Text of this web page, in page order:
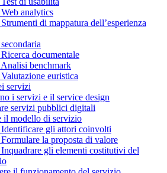
analytics
di mappatura dell’esperienza
documentale
benchmark
euristica
servizi
i servizi e il service design
servizi pubblici digitali
il modello di servizio
Identificare gli attori coinvolti
la proposta di valore
gli elementi costitutivi del